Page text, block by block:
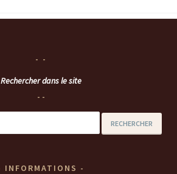
Rechercher dans le site
INFORMATIONS